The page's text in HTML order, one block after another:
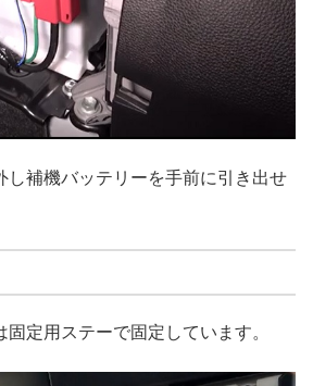
補機バッテリーを手前に引き出せ
定用ステーで固定しています。